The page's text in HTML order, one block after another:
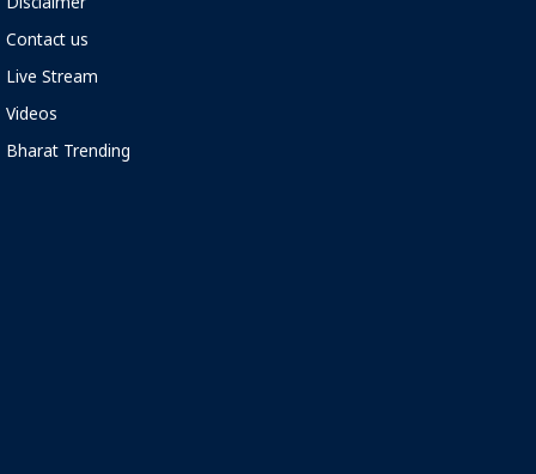
Disclaimer
Contact us
Live Stream
Videos
Bharat Trending